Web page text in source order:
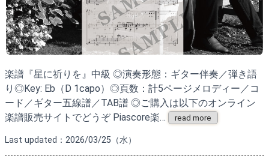
楽譜『星に祈りを』中級 ◎演奏形態：ギター伴奏／弾き語
り◎Key: Eb（D 1capo）◎頁数：計5ページメロディー／コ
ード／ギター五線譜／TAB譜 ◎ご購入は以下のオンライン
楽譜販売サイトでどうぞ Piascore楽…
read more
Last updated：2026/03/25（水）